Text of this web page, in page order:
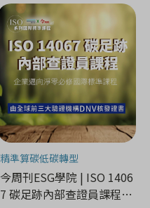
精準算碳低碳轉型
今周刊ESG學院 | ISO 1406
7 碳足跡內部查證員課程 -